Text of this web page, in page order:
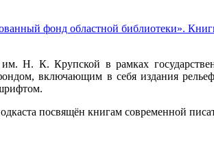
фонд областной библиотеки».
им. Н. К. Крупской в рамках
включающим в себя издания
посвящён книгам современной